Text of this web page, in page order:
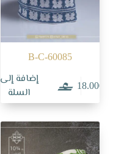
B-C-60085
18.000
إضافة إلى
السلة